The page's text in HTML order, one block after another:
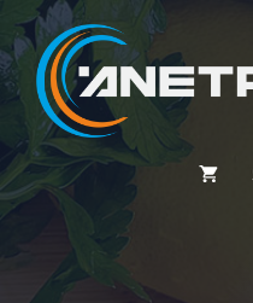
Przejdź
do
treści